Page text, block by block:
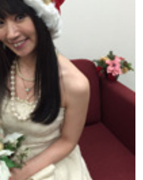
다. 가수로서도, 신곡 발매 시점에서 출연하
래 같은 특별 프로그램, 그리고 처음으로